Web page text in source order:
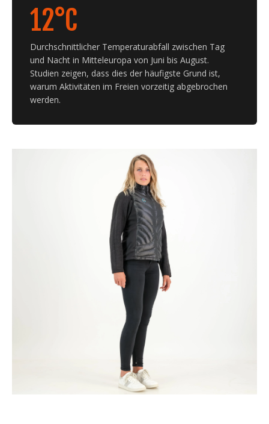
12°C
Durchschnittlicher Temperaturabfall zwischen Tag
und Nacht in Mitteleuropa von Juni bis August.
Studien zeigen, dass dies der häufigste Grund ist,
warum Aktivitäten im Freien vorzeitig abgebrochen
werden.